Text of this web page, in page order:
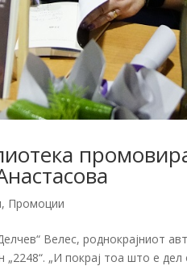
, Промоции
Велес, роднокрајниот
„И покрај тоа што е дел